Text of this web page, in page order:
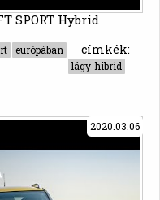
SPORT Hybrid
címkék:
európában
lágy-hibrid
2020.03.06